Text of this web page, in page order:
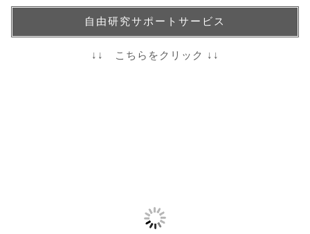
自由研究サポートサービス
↓↓ こちらをクリック ↓↓